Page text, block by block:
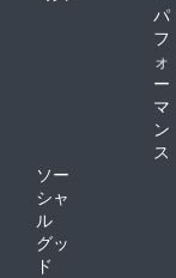
パ
フ
ォ
ー
マ
ン
ス
ソー
シャ
ル
グッ
ド